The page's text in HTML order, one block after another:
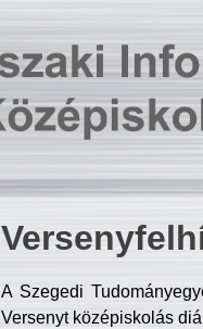
A Szegedi
Versenyt középiskolás